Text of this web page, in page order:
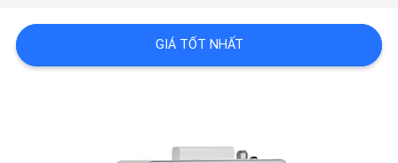
KIỂM
SOÁT
GIÁ TỐT NHẤT